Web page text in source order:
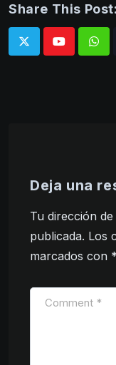
Share This Post:
Deja una
Tu dirección
publicada. Los
marcados con *